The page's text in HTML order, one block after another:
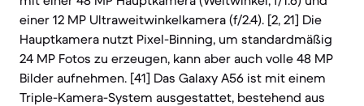
einer 12 MP Ultraweitwinkelkamera (f/2.4). [2, 21] Die
Hauptkamera nutzt Pixel-Binning, um standardmäßig
24 MP Fotos zu erzeugen, kann aber auch volle 48 MP
Bilder aufnehmen. [41] Das Galaxy A56 ist mit einem
Triple-Kamera-System ausgestattet, bestehend aus